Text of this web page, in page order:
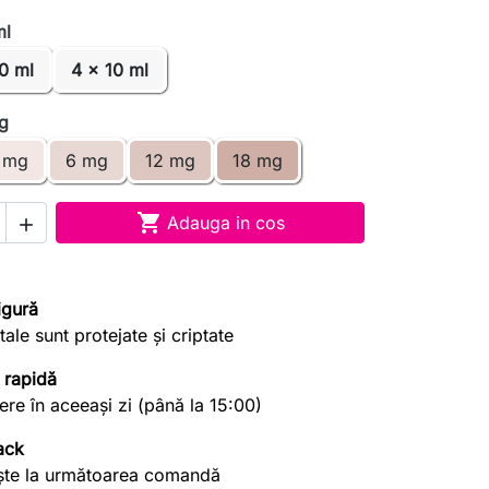
ml 4 x 10 ml
6 mg 12 mg 18 mg
  Adauga in cos
sunt protejate și criptate
rapidă
în aceeași zi (până la 15:00)
la următoarea comandă